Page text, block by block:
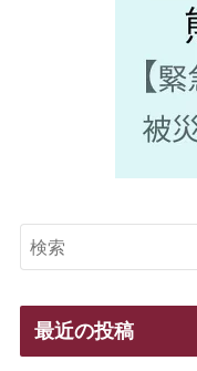
最近の投稿